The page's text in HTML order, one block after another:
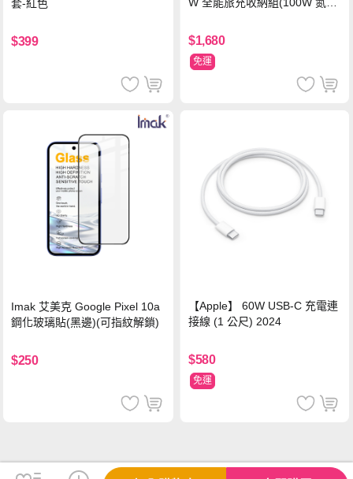
套-紅色
$399
W 全能旅充收納組(100W 氮化
萬國轉接器)
$1,680
免運
Imak 艾美克 Google Pixel 10a
鋼化玻璃貼(黑邊)(可指紋解鎖)
$250
【Apple】 60W USB-C 充電連
接線 (1 公尺) 2024
$580
免運